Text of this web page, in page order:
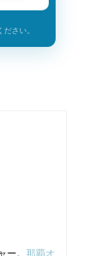
さい。
。 那覇オ